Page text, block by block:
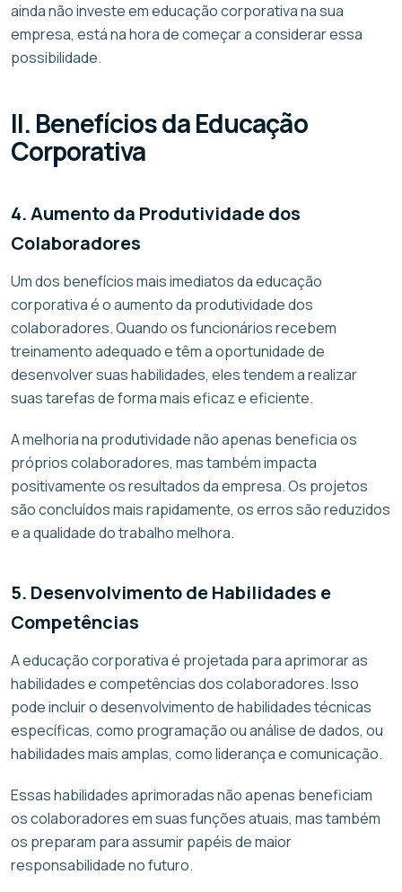
ainda não investe em educação corporativa na sua
empresa, está na hora de começar a considerar essa
possibilidade.
II. Benefícios da Educação
Corporativa
4. Aumento da Produtividade dos
Colaboradores
Um dos benefícios mais imediatos da educação
corporativa é o aumento da produtividade dos
colaboradores. Quando os funcionários recebem
treinamento adequado e têm a oportunidade de
desenvolver suas habilidades, eles tendem a realizar
suas tarefas de forma mais eficaz e eficiente.
A melhoria na produtividade não apenas beneficia os
próprios colaboradores, mas também impacta
positivamente os resultados da empresa. Os projetos
são concluídos mais rapidamente, os erros são reduzidos
e a qualidade do trabalho melhora.
5. Desenvolvimento de Habilidades e
Competências
A educação corporativa é projetada para aprimorar as
habilidades e competências dos colaboradores. Isso
pode incluir o desenvolvimento de habilidades técnicas
específicas, como programação ou análise de dados, ou
habilidades mais amplas, como liderança e comunicação.
Essas habilidades aprimoradas não apenas beneficiam
os colaboradores em suas funções atuais, mas também
os preparam para assumir papéis de maior
responsabilidade no futuro.